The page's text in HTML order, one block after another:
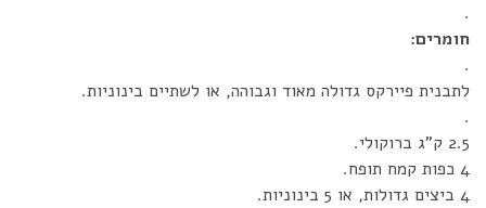
.
חומרים:
.
לתבנית פיירקס גדולה מאוד וגבוהה, או לשתיים בינוניות.
.
2.5 ק"ג ברוקולי.
4 כפות קמח תופח.
4 ביצים גדולות, או 5 בינוניות.